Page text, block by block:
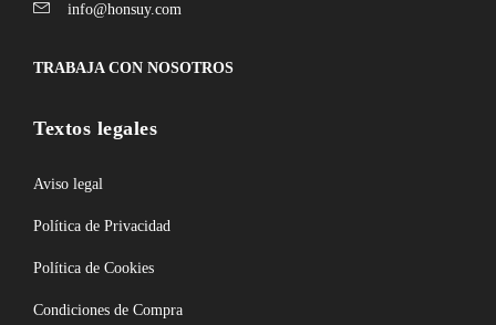
info@honsuy.com
TRABAJA CON NOSOTROS
Textos legales
Aviso legal
Política de Privacidad
Política de Cookies
Condiciones de Compra